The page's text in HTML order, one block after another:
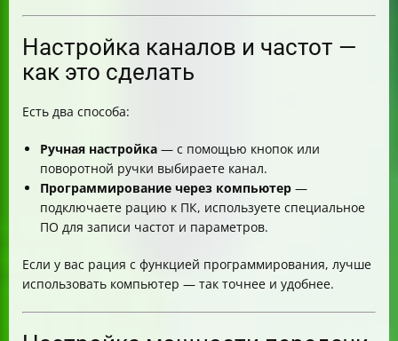
Настройка каналов и частот —
как это сделать
Есть два способа:
Ручная настройка — с помощью кнопок или
поворотной ручки выбираете канал.
Программирование через компьютер —
подключаете рацию к ПК, используете специальное
ПО для записи частот и параметров.
Если у вас рация с функцией программирования, лучше
использовать компьютер — так точнее и удобнее.